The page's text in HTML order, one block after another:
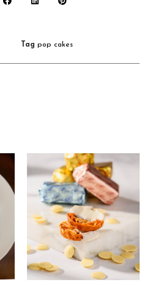
Tag pop cakes